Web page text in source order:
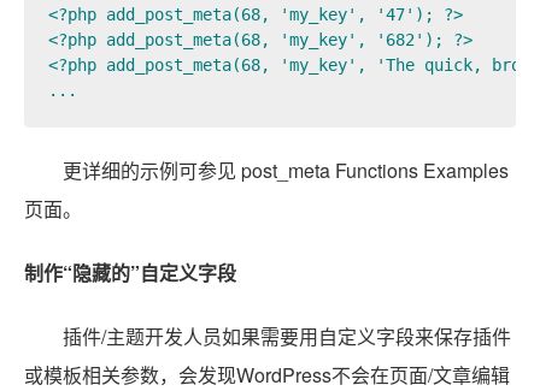
<?php add_post_meta(68, 'my_key', '47'); ?>
<?php add_post_meta(68, 'my_key', '682'); ?>
<?php add_post_meta(68, 'my_key', 'The quick,
...
更详细的示例可参见 post_meta Functions Examples
页面。
制作“隐藏的”自定义字段
插件/主题开发人员如果需要用自定义字段来保存插件
或模板相关参数，会发现WordPress不会在页面/文章编辑